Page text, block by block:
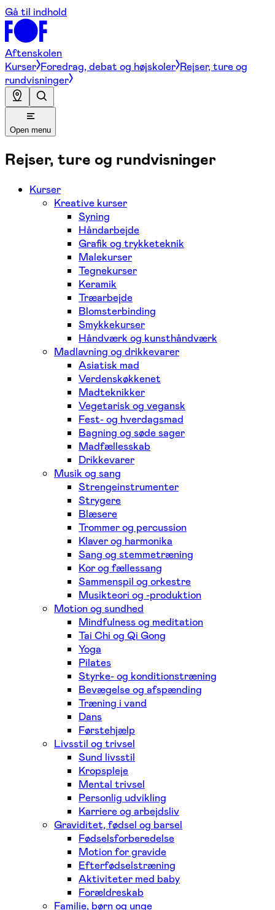
Gå til indhold
Aftenskolen
Kurser Foredrag, debat og højskoler Rejser, ture og
rundvisninger
Open menu
Rejser, ture og rundvisninger
Kurser
Kreative kurser
Syning
Håndarbejde
Grafik og trykketeknik
Malekurser
Tegnekurser
Keramik
Træarbejde
Blomsterbinding
Smykkekurser
Håndværk og kunsthåndværk
Madlavning og drikkevarer
Asiatisk mad
Verdenskøkkenet
Madteknikker
Vegetarisk og vegansk
Fest- og hverdagsmad
Bagning og søde sager
Madfællesskab
Drikkevarer
Musik og sang
Strengeinstrumenter
Strygere
Blæsere
Trommer og percussion
Klaver og harmonika
Sang og stemmetræning
Kor og fællessang
Sammenspil og orkestre
Musikteori og -produktion
Motion og sundhed
Mindfulness og meditation
Tai Chi og Qi Gong
Yoga
Pilates
Styrke- og konditionstræning
Bevægelse og afspænding
Træning i vand
Dans
Førstehjælp
Livsstil og trivsel
Sund livsstil
Kropspleje
Mental trivsel
Personlig udvikling
Karriere og arbejdsliv
Graviditet, fødsel og barsel
Fødselsforberedelse
Motion for gravide
Efterfødselstræning
Aktiviteter med baby
Forældreskab
Familie, børn og unge